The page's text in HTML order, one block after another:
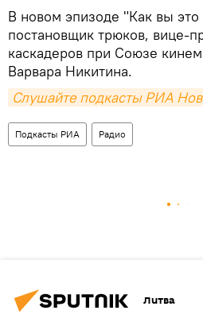
В новом эпизоде "Как вы это
постановщик трюков, вице-
каскадеров при Союзе
Варвара Никитина.
Слушайте подкасты РИА
Подкасты РИА Радио
Литва